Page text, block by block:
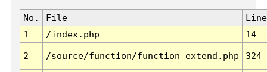
No. File
Line
1
/index.php 14
2 /source/function/function_extend.php 324